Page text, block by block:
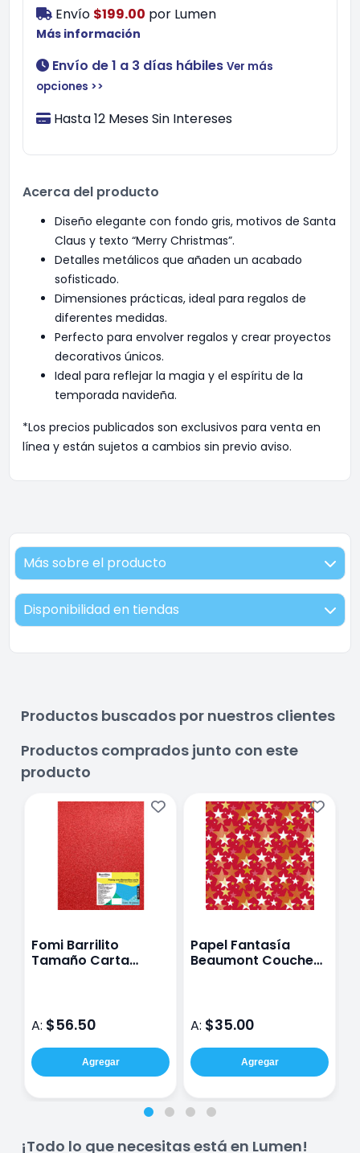
Envío $199.00 por Lumen
Más información
Envío de 1 a 3 días hábiles Ver más
opciones >>
Hasta 12 Meses Sin Intereses
Acerca del producto
Diseño elegante con fondo gris, motivos de Santa
Claus y texto “Merry Christmas”.
Detalles metálicos que añaden un acabado
sofisticado.
Dimensiones prácticas, ideal para regalos de
diferentes medidas.
Perfecto para envolver regalos y crear proyectos
decorativos únicos.
Ideal para reflejar la magia y el espíritu de la
temporada navideña.
*Los precios publicados son exclusivos para venta en
línea y están sujetos a cambios sin previo aviso.
Más sobre el producto
Disponibilidad en tiendas
Productos buscados por nuestros clientes
Productos comprados junto con este
producto
Fomi Barrilito
Tamaño Carta
A: $56.50
Agregar
Papel Fantasía
Beaumont Couche
A: $35.00
Agregar
¡Todo lo que necesitas está en Lumen!